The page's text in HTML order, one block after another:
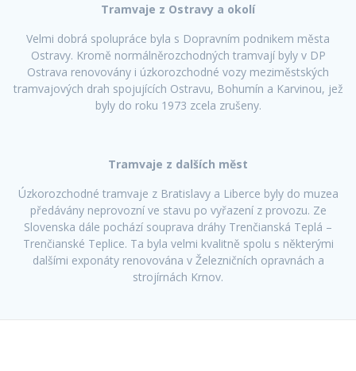
Tramvaje z Ostravy a okolí
Velmi dobrá spolupráce byla s Dopravním podnikem města
Ostravy. Kromě normálněrozchodných tramvají byly v DP
Ostrava renovovány i úzkorozchodné vozy meziměstských
tramvajových drah spojujících Ostravu, Bohumín a Karvinou, jež
byly do roku 1973 zcela zrušeny.
Tramvaje z dalších měst
Úzkorozchodné tramvaje z Bratislavy a Liberce byly do muzea
předávány neprovozní ve stavu po vyřazení z provozu. Ze
Slovenska dále pochází souprava dráhy Trenčianská Teplá –
Trenčianské Teplice. Ta byla velmi kvalitně spolu s některými
dalšími exponáty renovována v Železničních opravnách a
strojírnách Krnov.